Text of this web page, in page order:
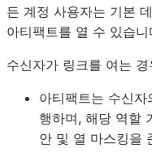
든 계정 사용자는 기본
아티팩트를 열 수 있습니
수신자가 링크를 여는 경
아티팩트는 수신
행하며, 해당 역할
안 및 열 마스킹을